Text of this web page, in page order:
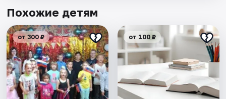
Похожие детям
от 300 ₽ от 100 ₽